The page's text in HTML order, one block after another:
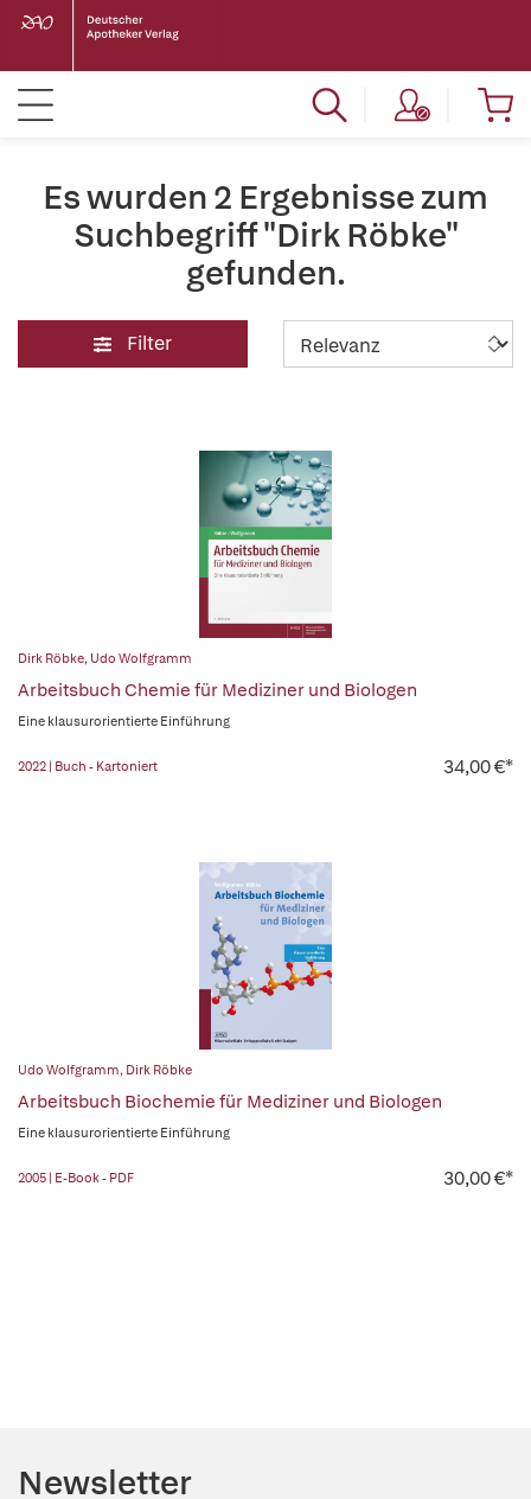
Es wurden 2 Ergebnisse zum
Suchbegriff "Dirk Röbke"
gefunden.
Filter
Dirk Röbke, Udo Wolfgramm
Arbeitsbuch Chemie für Mediziner und Biologen
Eine klausurorientierte Einführung
2022 | Buch - Kartoniert 34,00 €*
Udo Wolfgramm, Dirk Röbke
Arbeitsbuch Biochemie für Mediziner und Biologen
Eine klausurorientierte Einführung
2005 | E-Book - PDF 30,00 €*
Newsletter